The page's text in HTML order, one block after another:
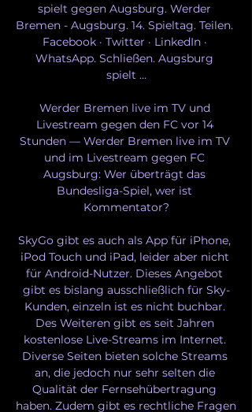
spielt gegen Augsburg. Werder
Bremen - Augsburg. 14. Spieltag. Teilen.
Facebook · Twitter · LinkedIn ·
WhatsApp. Schließen. Augsburg
spielt ...
Werder Bremen live im TV und
Livestream gegen den FC vor 14
Stunden — Werder Bremen live im TV
und im Livestream gegen FC
Augsburg: Wer überträgt das
Bundesliga-Spiel, wer ist
Kommentator?
SkyGo gibt es auch als App für iPhone,
iPod Touch und iPad, leider aber nicht
für Android-Nutzer. Dieses Angebot
gibt es bislang ausschließlich für Sky-
Kunden, einzeln ist es nicht buchbar.
Des Weiteren gibt es seit Jahren
kostenlose Live-Streams im Internet.
Diverse Seiten bieten solche Streams
an, die jedoch nur sehr selten die
Qualität der Fernsehübertragung
haben. Zudem gibt es rechtliche Fragen